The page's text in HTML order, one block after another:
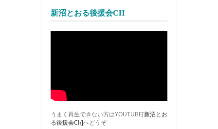
新沼とおる後援会CH
うまく再生できない方はYOUTUBE[新沼とお
る後援会Ch]へどうぞ